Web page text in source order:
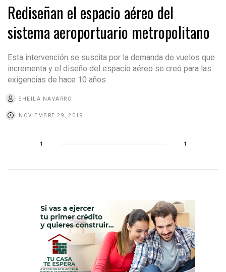
Rediseñan el espacio aéreo del
sistema aeroportuario metropolitano
Esta intervención se suscita por la demanda de vuelos que
incrementa y el diseño del espacio aéreo se creó para las
exigencias de hace 10 años
SHEILA NAVARRO
NOVIEMBRE 29, 2019
1 1